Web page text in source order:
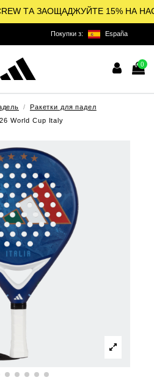
ТА ЗАОЩАДЖУЙТЕ 15% НА
Покупки з: España
0
Ракетки для падел
World Cup Italy